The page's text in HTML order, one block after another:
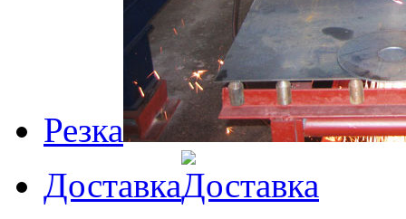
Резка
Доставка